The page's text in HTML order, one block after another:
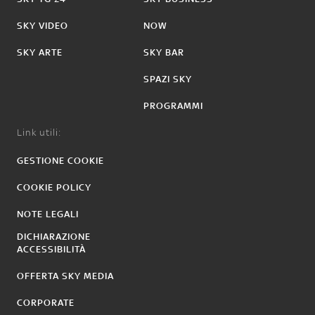
SKY VIDEO
SKY ARTE
NOW
SKY BAR
SPAZI SKY
PROGRAMMI
Link utili:
GESTIONE COOKIE
COOKIE POLICY
NOTE LEGALI
DICHIARAZIONE
ACCESSIBILITÀ
OFFERTA SKY MEDIA
CORPORATE